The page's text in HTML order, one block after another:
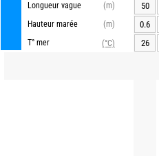
Longueur vague
(m)
Hauteur marée
(m)
T° mer
(°C)
50
0.6
26